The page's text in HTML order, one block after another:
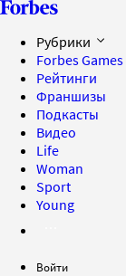
Рубрики
Forbes Games
Рейтинги
Франшизы
Подкасты
Видео
Life
Woman
Sport
Young
Войти